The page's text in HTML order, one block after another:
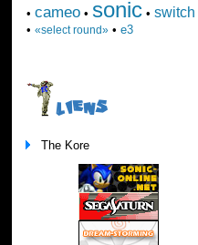
• cameo• sonic• switch
• «select round»• e3
LIENS
The Kore